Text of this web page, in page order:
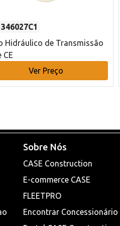
Hidráulico de Transmissão
CE
Ver Preço
Sobre Nós
CASE Construction
E-commerce CASE
FLEETPRO
Encontrar Concessionário